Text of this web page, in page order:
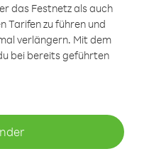
das Festnetz als auch
Tarifen zu führen und
verlängern. Mit dem
bei bereits geführten